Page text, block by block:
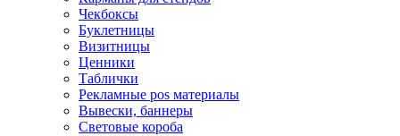
Чекбоксы
Буклетницы
Визитницы
Ценники
Таблички
Рекламные pos материалы
Вывески, баннеры
Световые короба